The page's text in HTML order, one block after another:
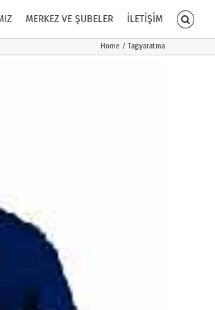
MERKEZ VE ŞUBELER İLETİŞİM
Home Tag:yaratma